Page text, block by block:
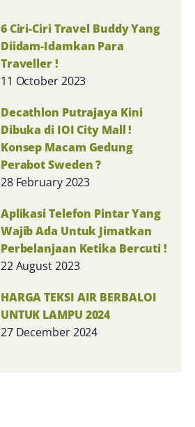
6 Ciri-Ciri Travel Buddy Yang
Diidam-Idamkan Para
Traveller !
11 October 2023
Decathlon Putrajaya Kini
Dibuka di IOI City Mall !
Konsep Macam Gedung
Perabot Sweden ?
28 February 2023
Aplikasi Telefon Pintar Yang
Wajib Ada Untuk Jimatkan
Perbelanjaan Ketika Bercuti !
22 August 2023
HARGA TEKSI AIR BERBALOI
UNTUK LAMPU 2024
27 December 2024